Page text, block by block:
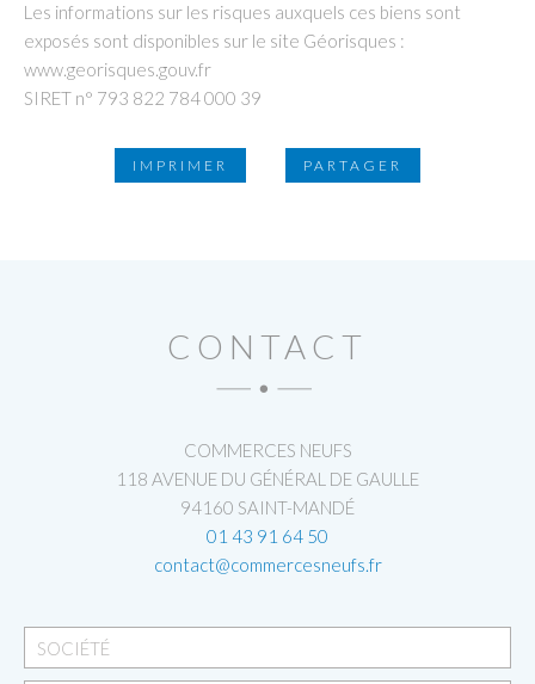
Les informations sur les risques auxquels ces biens sont
exposés sont disponibles sur le site Géorisques :
www.georisques.gouv.fr
SIRET n° 793 822 784 000 39
IMPRIMER PARTAGER
CONTACT
COMMERCES NEUFS
118 AVENUE DU GÉNÉRAL DE GAULLE
94160 SAINT-MANDÉ
01 43 91 64 50
contact@commercesneufs.fr